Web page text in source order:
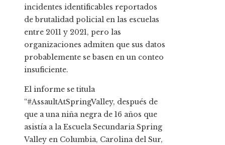
incidentes identificables reportados
de brutalidad policial en las escuelas
entre 2011 y 2021, pero las
organizaciones admiten que sus datos
probablemente se basen en un conteo
insuficiente.
El informe se titula
“#AssaultAtSpringValley, después de
que a una niña negra de 16 años que
asistía a la Escuela Secundaria Spring
Valley en Columbia, Carolina del Sur,